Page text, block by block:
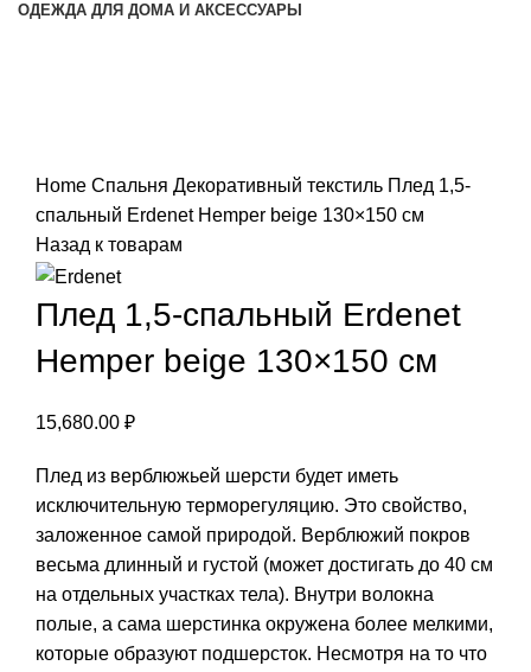
ОДЕЖДА ДЛЯ ДОМА И АКСЕССУАРЫ
Home Спальня Декоративный текстиль Плед 1,5-
спальный Erdenet Hemper beige 130×150 см
Назад к товарам
Плед 1,5-спальный Erdenet
Hemper beige 130×150 см
15,680.00 ₽
Плед из верблюжьей шерсти будет иметь
исключительную терморегуляцию. Это свойство,
заложенное самой природой. Верблюжий покров
весьма длинный и густой (может достигать до 40 см
на отдельных участках тела). Внутри волокна
полые, а сама шерстинка окружена более мелкими,
которые образуют подшерсток. Несмотря на то что